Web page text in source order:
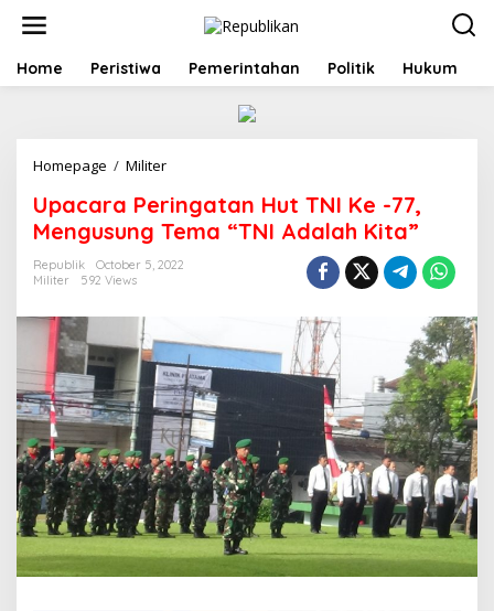
t
Home Peristiwa Pemerintahan Politik Hukum
Homepage / Militer
a
c
a
r
r
i
n
g
a
t
a
n
H
u
t
T
N
Upacara Peringatan Hut TNI Ke -77,
Mengusung Tema “TNI Adalah Kita”
Republik
October 5, 2022
Militer
592 Views